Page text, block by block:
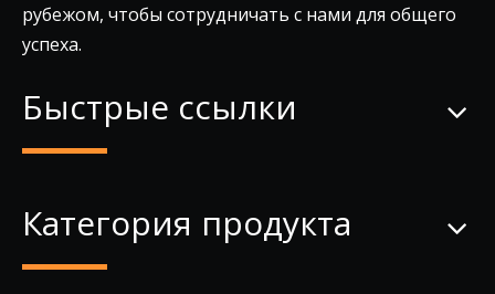
рубежом, чтобы сотрудничать с нами для общего
успеха.
Быстрые ссылки
Категория продукта